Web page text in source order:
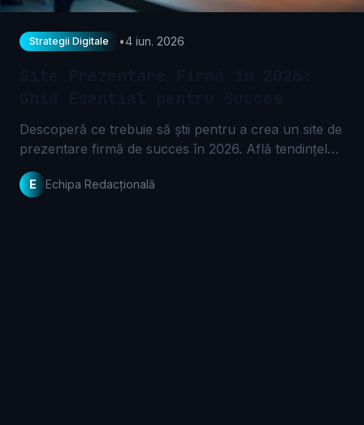
Strategii Digitale •4 iun. 2026
Descoperă ce trebuie să știi pentru a crea un site de
prezentare firmă de succes în 2026. Află tendințele,
tehnologiile și strategiile esențiale
E Echipa Redacțională